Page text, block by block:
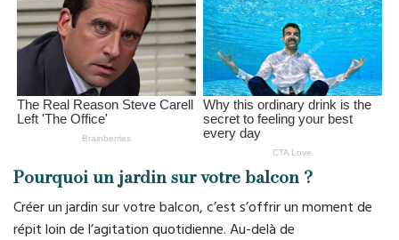
Pourquoi un jardin sur votre balcon ?
Créer un jardin sur votre balcon, c’est s’offrir un moment de
répit loin de l’agitation quotidienne. Au-delà de